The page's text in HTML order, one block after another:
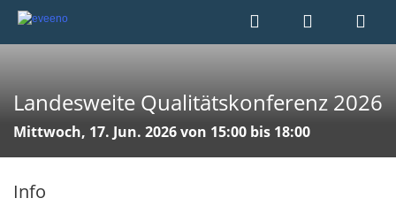
Landesweite Qualitätskonferenz 2026
Mittwoch, 17. Jun. 2026 von 15:00 bis 18:00
Info